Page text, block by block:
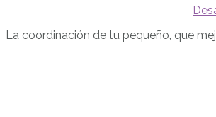
La coordinación de tu pequeño, que